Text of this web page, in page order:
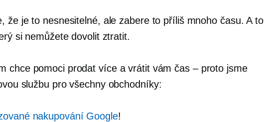
že je to nesnesitelné, ale zabere to příliš mnoho času. A to
si nemůžete dovolit ztratit.
chce pomoci prodat více a vrátit vám čas – proto jsme
službu pro všechny obchodníky:
nakupování Google!